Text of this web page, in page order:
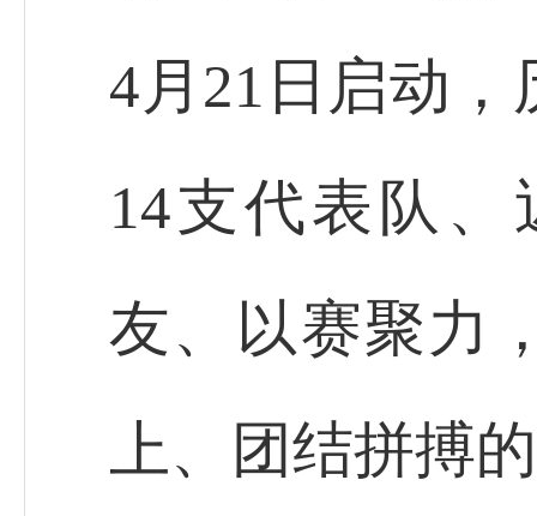
4月21日启动
14支代表队
友、以赛聚力
上、团结拼搏